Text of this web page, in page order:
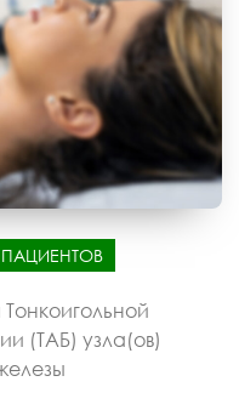
(ТАБ) узла(ов)